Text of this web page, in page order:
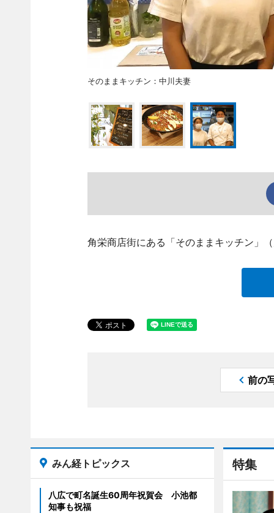
そのままキッチン：中川夫妻
角栄商店街にある「そのままキッチン」
前の
特集
みん経トピックス
八広で町名誕生60周年祝賀会 小池都
知事も祝福